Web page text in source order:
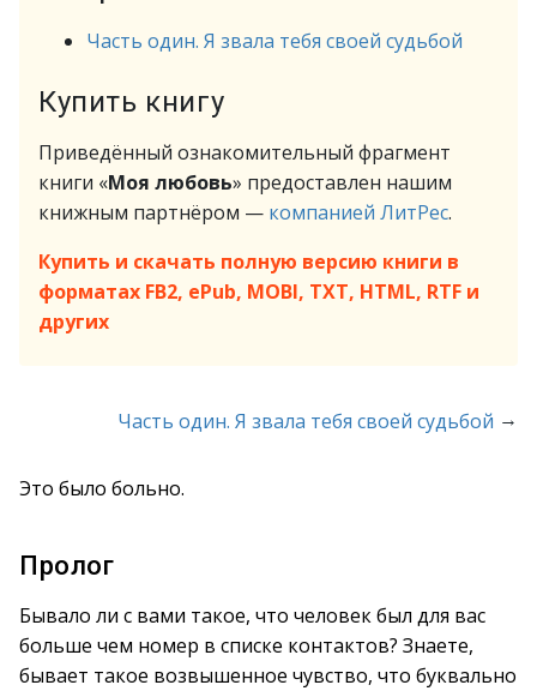
Часть один. Я звала тебя своей судьбой
Купить книгу
Приведённый ознакомительный фрагмент
книги «Моя любовь» предоставлен нашим
книжным партнёром — компанией ЛитРес.
Купить и скачать полную версию книги в
форматах FB2, ePub, MOBI, TXT, HTML, RTF и
других
Часть один. Я звала тебя своей судьбой →
Это было больно.
Пролог
Бывало ли с вами такое, что человек был для вас
больше чем номер в списке контактов? Знаете,
бывает такое возвышенное чувство, что буквально